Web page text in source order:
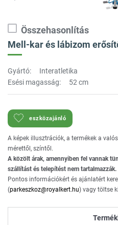
Összehasonlítás
Mell-kar és lábizom
Gyártó:
Interatletika
Esési magasság:
52 cm
eszközajánló
A képek illusztrációk, a termékek a
mérettől, színtől.
A közölt árak, amennyiben fel vannak
szállítást és telepítést nem tartalmazzák.
Pontos információkért és ajánlatért
(parkeszkoz@royalkert.hu) vagy töltse